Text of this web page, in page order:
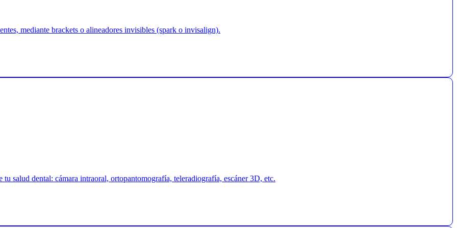
mediante brackets o alineadores invisibles (spark o invisalign).
salud dental: cámara intraoral, ortopantomografía, teleradiografía, escáner 3D, etc.